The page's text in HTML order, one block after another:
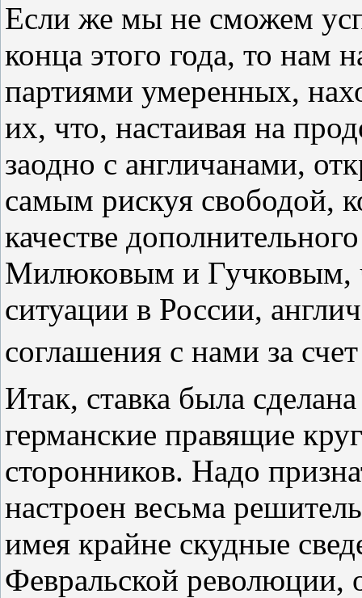
Если же мы не сможем
конца этого года, то нам
партиями умеренных,
их, что, настаивая на
заодно с англичанами,
самым рискуя свободой,
качестве
Милюковым и Гучковым,
ситуации в России,
соглашения с нами за
Итак, ставка была
германские правящие
сторонников. Надо
настроен весьма
имея крайне скудные
Февральской революции,